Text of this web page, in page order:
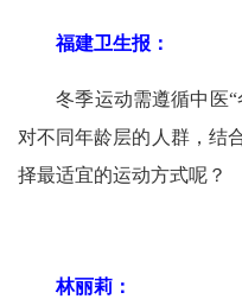
福建卫生报：
冬季运动需遵循中医“
对不同年龄层的人群，结
择最适宜的运动方式呢？
林丽莉：